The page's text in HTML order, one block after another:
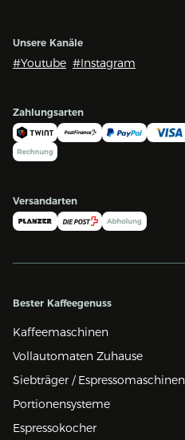
Unsere Kanäle
#Youtube #Instagram
Zahlungsarten
Versandarten
Bester Kaffeegenuss
Kaffeemaschinen
Vollautomaten Zuhause
Siebträger / Espressomaschinen
Portionensysteme
Espressokocher